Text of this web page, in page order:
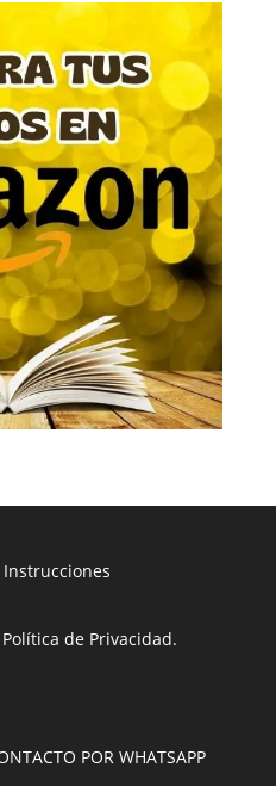
de Privacidad.
POR WHATSAPP